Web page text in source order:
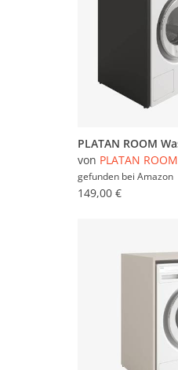
von PLATAN ROOM
gefunden bei Amazon
149,00 €